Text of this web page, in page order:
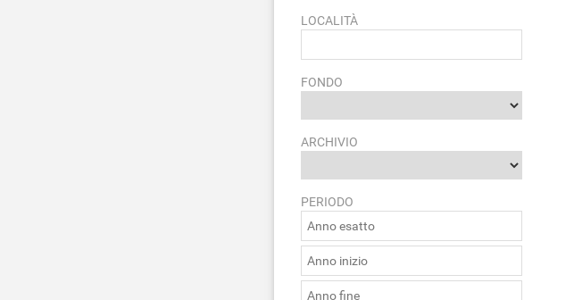
LOCALITÀ
FONDO
ARCHIVIO
PERIODO